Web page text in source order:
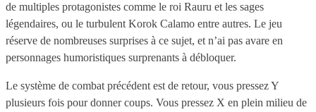
de multiples protagonistes comme le roi Rauru et les sages
légendaires, ou le turbulent Korok Calamo entre autres. Le jeu
réserve de nombreuses surprises à ce sujet, et n’ai pas avare en
personnages humoristiques surprenants à débloquer.
Le système de combat précédent est de retour, vous pressez Y
plusieurs fois pour donner coups. Vous pressez X en plein milieu de